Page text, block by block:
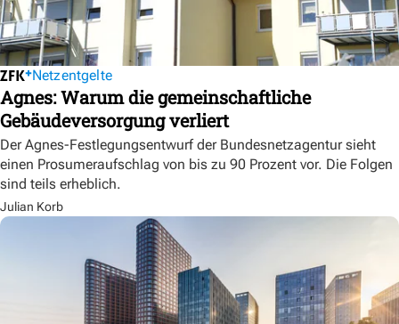
Netzentgelte
Agnes: Warum die gemeinschaftliche
Gebäudeversorgung verliert
Der Agnes-Festlegungsentwurf der Bundesnetzagentur sieht
einen Prosumeraufschlag von bis zu 90 Prozent vor. Die Folgen
sind teils erheblich.
Julian Korb